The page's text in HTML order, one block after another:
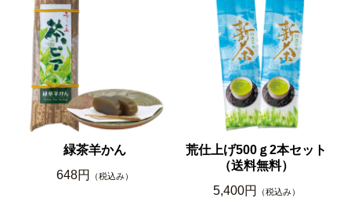
緑茶羊かん
648円
（税込み）
荒仕上げ500ｇ2本セット
（送料無料）
5,400円
（税込み）